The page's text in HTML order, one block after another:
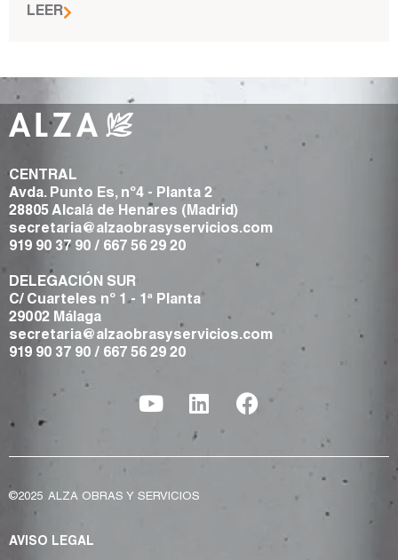
LEER
CENTRAL
Avda. Punto Es, nº4 - Planta 2
28805 Alcalá de Henares (Madrid)
secretaria@alzaobrasyservicios.com
919 90 37 90 / 667 56 29 20
DELEGACIÓN SUR
C/ Cuarteles nº 1 - 1ª Planta
29002 Málaga
secretaria@alzaobrasyservicios.com
919 90 37 90 / 667 56 29 20
©2025 ALZA OBRAS Y SERVICIOS
AVISO LEGAL